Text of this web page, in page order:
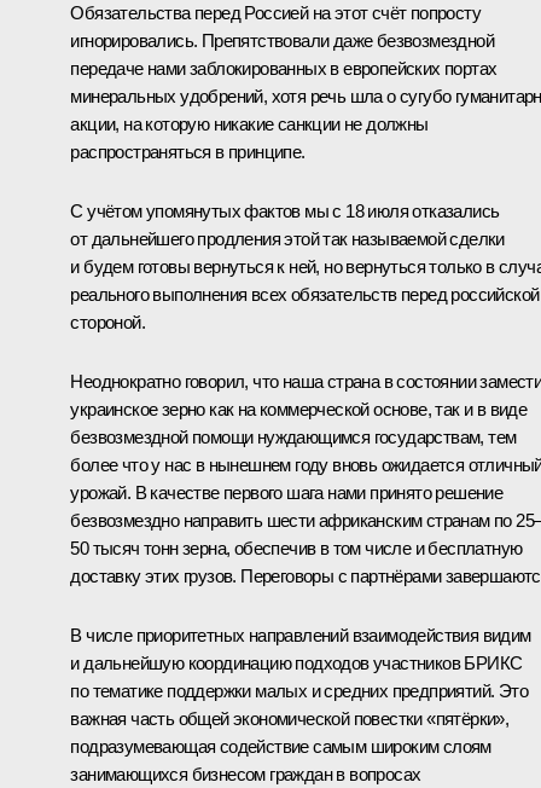
Обязательства перед Россией на этот счёт попросту
игнорировались. Препятствовали даже безвозмездной
передаче нами заблокированных в европейских портах
минеральных удобрений, хотя речь шла о сугубо
акции, на которую никакие санкции не должны
распространяться в принципе.
С учётом упомянутых фактов мы с 18 июля отказались
от дальнейшего продления этой так называемой сделки
и будем готовы вернуться к ней, но вернуться только в
реального выполнения всех обязательств перед российской
стороной.
Неоднократно говорил, что наша страна в состоянии
украинское зерно как на коммерческой основе, так и в виде
безвозмездной помощи нуждающимся государствам, тем
более что у нас в нынешнем году вновь ожидается
урожай. В качестве первого шага нами принято решение
безвозмездно направить шести африканским странам по
50 тысяч тонн зерна, обеспечив в том числе и бесплатную
доставку этих грузов. Переговоры с партнёрами
В числе приоритетных направлений взаимодействия видим
и дальнейшую координацию подходов участников БРИКС
по тематике поддержки малых и средних предприятий. Это
важная часть общей экономической повестки «пятёрки»,
подразумевающая содействие самым широким слоям
занимающихся бизнесом граждан в вопросах